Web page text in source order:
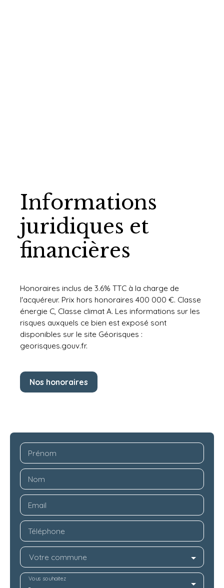
Informations
juridiques et
financières
Honoraires inclus de 3.6% TTC à la charge de
l'acquéreur. Prix hors honoraires 400 000 €. Classe
énergie C, Classe climat A. Les informations sur les
risques auxquels ce bien est exposé sont
disponibles sur le site Géorisques :
georisques.gouv.fr.
Nos honoraires
Prénom
Nom
Email
Téléphone
Votre commune
Vous souhaitez